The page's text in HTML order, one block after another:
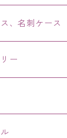
レット・腕輪
、名刺ケース
ー